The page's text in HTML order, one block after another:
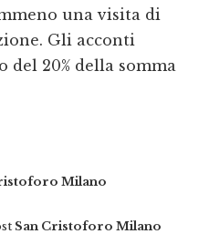
una visita di
Gli acconti
del 20% della somma
Milano
San Cristoforo Milano